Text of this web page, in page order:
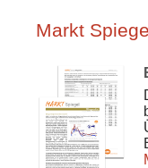
Markt